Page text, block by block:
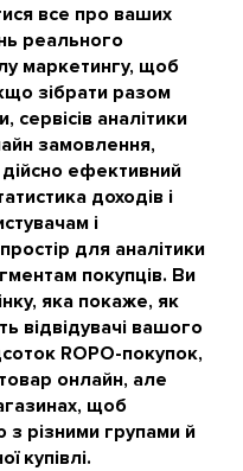
все про ваших
реального
маркетингу, щоб
зібрати разом
аналітики
замовлення,
ефективний
доходів і
і
для аналітики
покупців. Ви
яка покаже, як
відвідувачі вашого
ROPO-покупок,
онлайн, але
щоб
з різними групами й
купівлі.